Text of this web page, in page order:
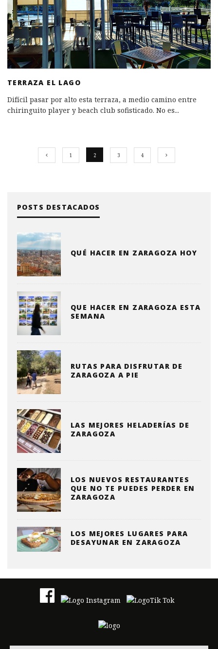
TERRAZA EL LAGO
Difícil pasar por alto esta terraza, a medio camino entre
chiringuito player y beach club sofisticado. No es...
1 2 3 4
POSTS DESTACADOS
QUÉ HACER EN ZARAGOZA HOY
QUE HACER EN ZARAGOZA ESTA
SEMANA
RUTAS PARA DISFRUTAR DE
ZARAGOZA A PIE
LAS MEJORES HELADERÍAS DE
ZARAGOZA
LOS NUEVOS RESTAURANTES
QUE NO TE PUEDES PERDER EN
ZARAGOZA
LOS MEJORES LUGARES PARA
DESAYUNAR EN ZARAGOZA